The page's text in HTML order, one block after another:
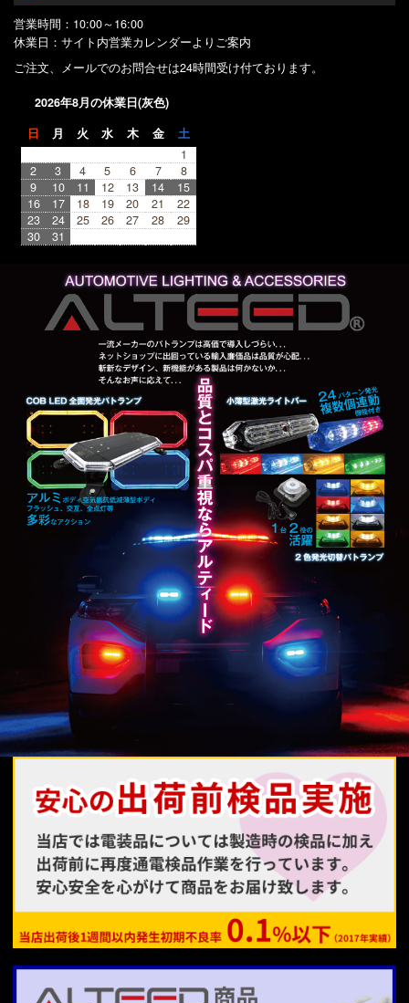
営業時間：10:00～16:00
休業日：サイト内営業カレンダーよりご案内
ご注文、メールでのお問合せは24時間受け付ております。
2026年8月の休業日(灰色)
日 月 火 水 木 金 土
1
2
3 4 5 6 7
8
9
10 11 12 13 14
15
16
17 18 19 20 21
22
23
24 25 26 27 28
29
30
31